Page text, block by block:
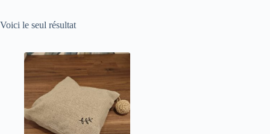
Voici le seul résultat